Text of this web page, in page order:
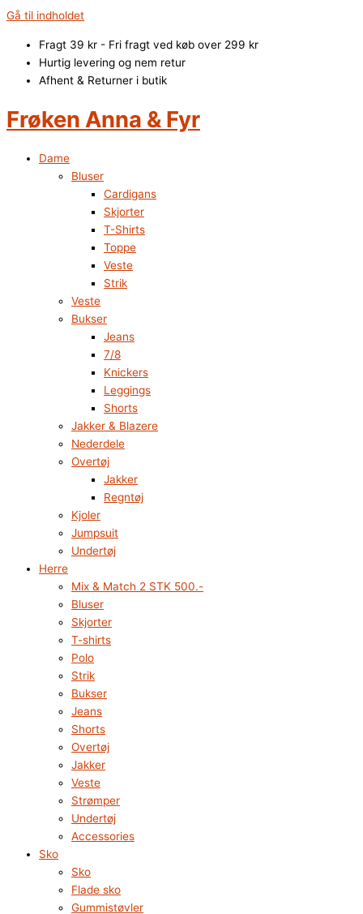
Gå til indholdet
Fragt 39 kr - Fri fragt ved køb over 299 kr
Hurtig levering og nem retur
Afhent & Returner i butik
Frøken Anna & Fyr
Dame
Bluser
Cardigans
Skjorter
T-Shirts
Toppe
Veste
Strik
Veste
Bukser
Jeans
7/8
Knickers
Leggings
Shorts
Jakker & Blazere
Nederdele
Overtøj
Jakker
Regntøj
Kjoler
Jumpsuit
Undertøj
Herre
Mix & Match 2 STK 500.-
Bluser
Skjorter
T-shirts
Polo
Strik
Bukser
Jeans
Shorts
Overtøj
Jakker
Veste
Strømper
Undertøj
Accessories
Sko
Sko
Flade sko
Gummistøvler